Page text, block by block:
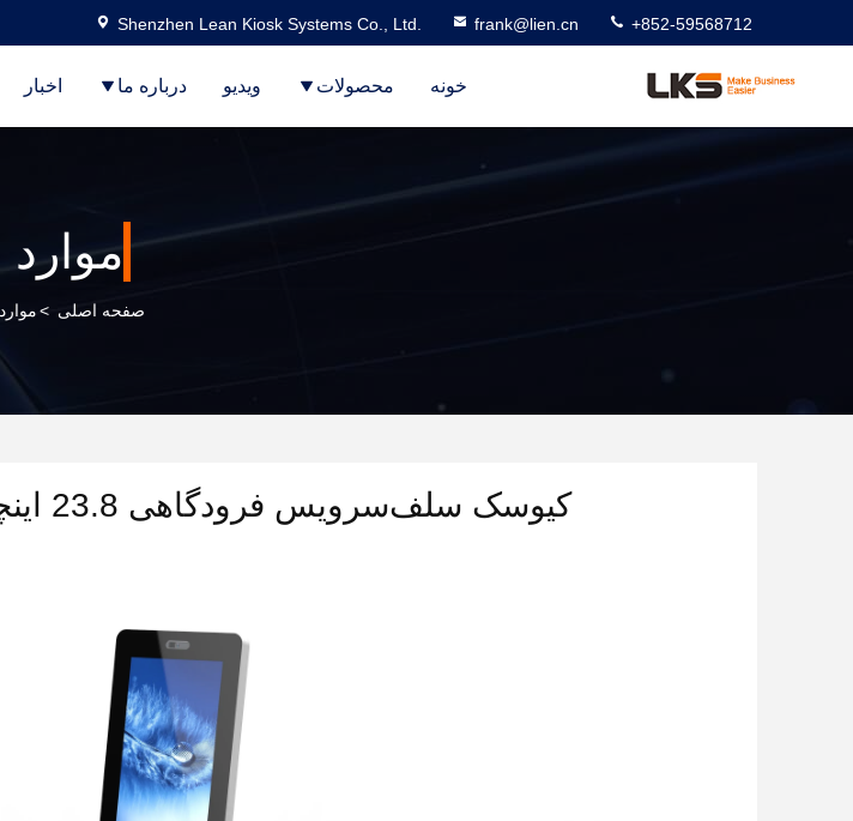
Shenzhen Lean Kiosk Systems Co., Ltd. frank@lien.cn +852-59568712
خونه محصولات ویدیو درباره ما اخبار
موارد
صفحه اصلی >موارد
کیوسک سلف‌سرویس فرودگاهی 23.8 اینچی برای چاپ کارت پرواز